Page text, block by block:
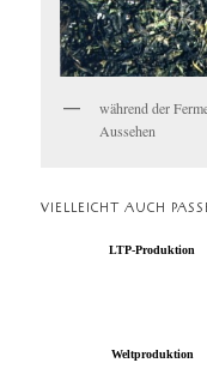
während der
Aussehen
VIELLEICHT AUCH
LTP-Produktion
Weltproduktion